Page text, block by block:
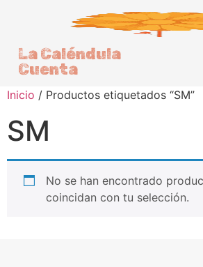
La Caléndula
Cuenta
Inicio / Productos etiquetados “SM”
SM
No se han encontrado
coincidan con tu selección.